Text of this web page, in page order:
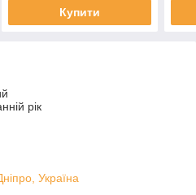
Купити
рік
Україна